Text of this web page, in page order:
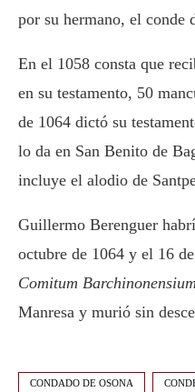
por su hermano, el conde
En el 1058 consta que
en su testamento, 50
de 1064 dictó su
lo da en San Benito de
incluye el alodio de
Guillermo Berenguer
octubre de 1064 y el 16
Comitum Barchinonensium
Manresa y murió sin
CONDADO DE OSONA